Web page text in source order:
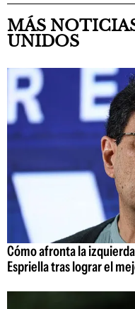
MÁS
UNIDOS
Cómo afronta la
Espriella tras lograr el